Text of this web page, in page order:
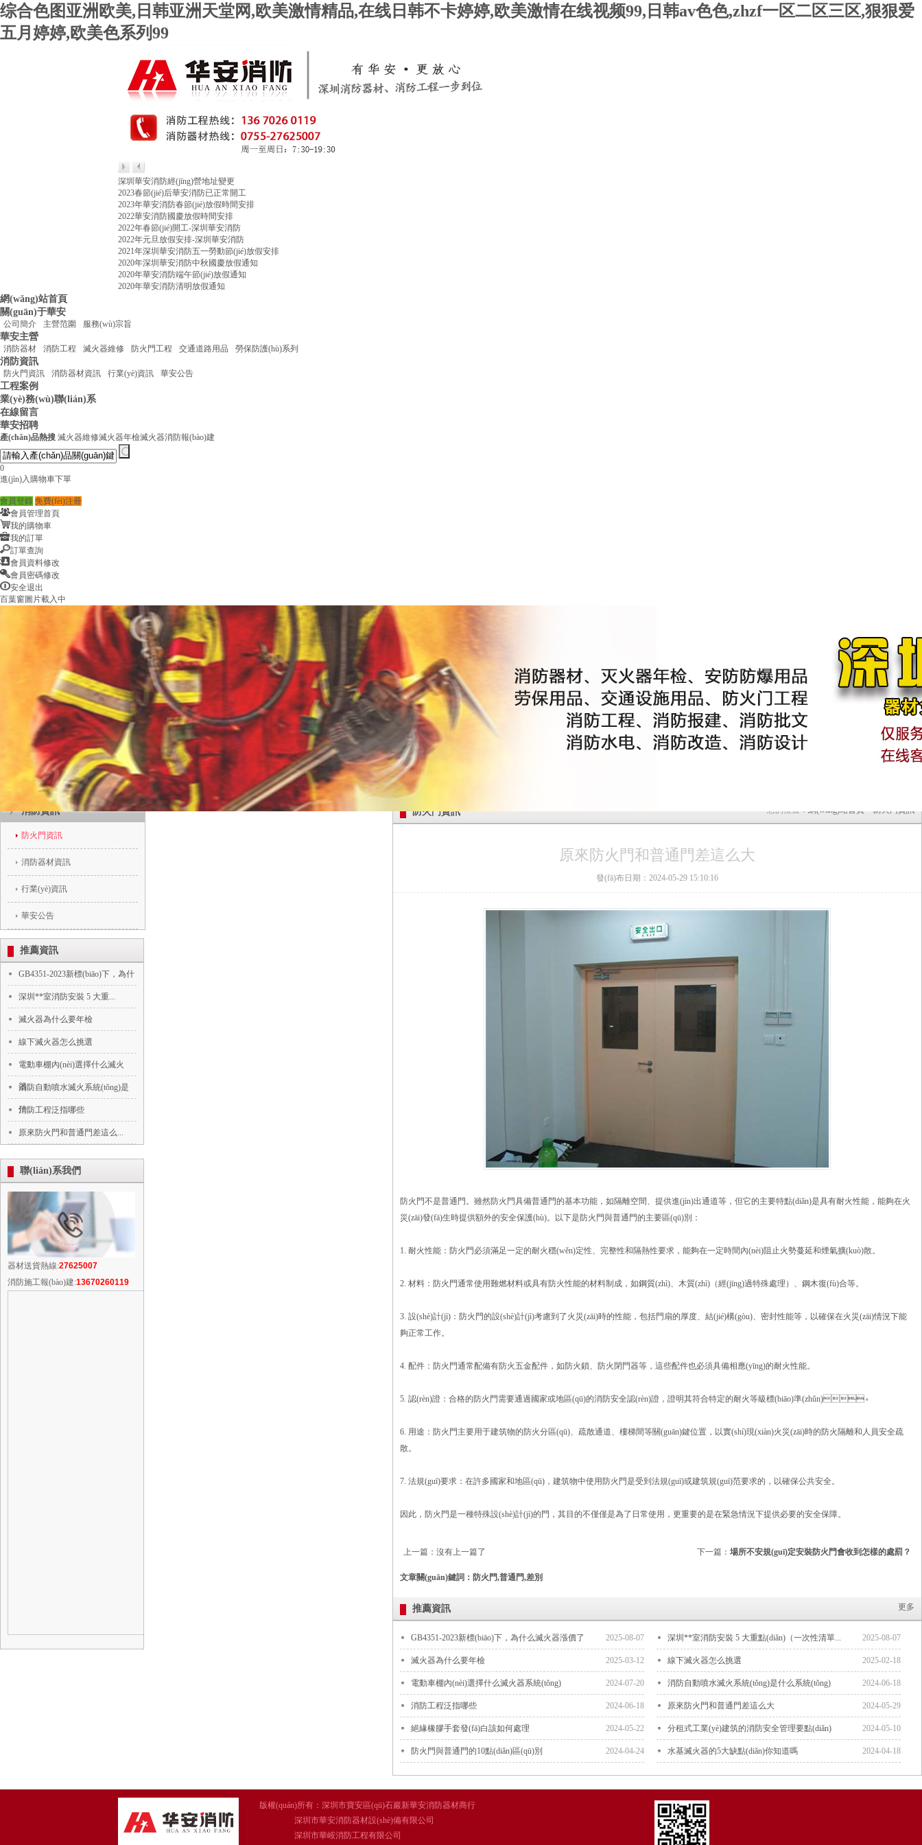
综合色图亚洲欧美,日韩亚洲天堂网,欧美激情精品,在线日韩不卡婷婷,欧美激情在线视频99,日韩av色色,zhzf一区二区三区,狠狠爱
五月婷婷,欧美色系列99
深圳華安消防經(jīng)營地址變更
2023春節(jié)后華安消防已正常開工
2023年華安消防春節(jié)放假時間安排
2022華安消防國慶放假時間安排
2022年春節(jié)開工-深圳華安消防
2022年元旦放假安排-深圳華安消防
2021年深圳華安消防五一勞動節(jié)放假安排
2020年深圳華安消防中秋國慶放假通知
2020年華安消防端午節(jié)放假通知
2020年華安消防清明放假通知
網(wǎng)站首頁
關(guān)于華安
公司簡介 主營范圍 服務(wù)宗旨
華安主營
消防器材 消防工程 滅火器維修 防火門工程 交通道路用品 勞保防護(hù)系列
消防資訊
防火門資訊 消防器材資訊 行業(yè)資訊 華安公告
工程案例
業(yè)務(wù)聯(lián)系
在線留言
華安招聘
產(chǎn)品熱搜 滅火器維修滅火器年檢滅火器消防報(bào)建
0
進(jìn)入購物車下單
會員登錄 免費(fèi)注冊
會員管理首頁
我的購物車
我的訂單
訂單查詢
會員資料修改
會員密碼修改
安全退出
百葉窗圖片載入中
消防資訊
防火門資訊
消防器材資訊
行業(yè)資訊
華安公告
推薦資訊
GB4351-2023新標(biāo)下，為什
深圳**室消防安裝 5 大重...
滅火器為什么要年檢
線下滅火器怎么挑選
電動車棚內(nèi)選擇什么滅火
器...
消防自動噴水滅火系統(tǒng)是
什...
消防工程泛指哪些
原來防火門和普通門差這么...
聯(lián)系我們
器材送貨熱線:27625007
消防施工報(bào)建:13670260119
您的位置： 網(wǎng)站首頁 防火門資訊
防火門資訊
原來防火門和普通門差這么大
發(fā)布日期：2024-05-29 15:10:16
防火門不是普通門。雖然防火門具備普通門的基本功能，如隔離空間、提供進(jìn)出通道等，但它的主要特點(diǎn)是具有耐火性能，能夠在火
災(zāi)發(fā)生時提供額外的安全保護(hù)。以下是防火門與普通門的主要區(qū)別：
1. 耐火性能：防火門必須滿足一定的耐火穩(wěn)定性、完整性和隔熱性要求，能夠在一定時間內(nèi)阻止火勢蔓延和煙氣擴(kuò)散。
2. 材料：防火門通常使用難燃材料或具有防火性能的材料制成，如鋼質(zhì)、木質(zhì)（經(jīng)過特殊處理）、鋼木復(fù)合等。
3. 設(shè)計(jì)：防火門的設(shè)計(jì)考慮到了火災(zāi)時的性能，包括門扇的厚度、結(jié)構(gòu)、密封性能等，以確保在火災(zāi)情況下能
夠正常工作。
4. 配件：防火門通常配備有防火五金配件，如防火鎖、防火閉門器等，這些配件也必須具備相應(yīng)的耐火性能。
5. 認(rèn)證：合格的防火門需要通過國家或地區(qū)的消防安全認(rèn)證，證明其符合特定的耐火等級標(biāo)準(zhǔn)。
6. 用途：防火門主要用于建筑物的防火分區(qū)、疏散通道、樓梯間等關(guān)鍵位置，以實(shí)現(xiàn)火災(zāi)時的防火隔離和人員安全疏
散。
7. 法規(guī)要求：在許多國家和地區(qū)，建筑物中使用防火門是受到法規(guī)或建筑規(guī)范要求的，以確保公共安全。
因此，防火門是一種特殊設(shè)計(jì)的門，其目的不僅僅是為了日常使用，更重要的是在緊急情況下提供必要的安全保障。
上一篇：沒有上一篇了 下一篇： 場所不安規(guī)定安裝防火門會收到怎樣的處罰？
文章關(guān)鍵詞：防火門,普通門,差別
更多
推薦資訊
2025-08-07
GB4351-2023新標(biāo)下，為什么滅火器漲價了 2025-08-07
深圳**室消防安裝 5 大重點(diǎn)（一次性清單...
2025-03-12
滅火器為什么要年檢 2025-02-18
線下滅火器怎么挑選
2024-07-20
電動車棚內(nèi)選擇什么滅火器系統(tǒng) 2024-06-18
消防自動噴水滅火系統(tǒng)是什么系統(tǒng)
2024-06-18
消防工程泛指哪些 2024-05-29
原來防火門和普通門差這么大
2024-05-22
絕緣橡膠手套發(fā)白該如何處理 2024-05-10
分租式工業(yè)建筑的消防安全管理要點(diǎn)
2024-04-24
防火門與普通門的10點(diǎn)區(qū)別 2024-04-18
水基滅火器的5大缺點(diǎn)你知道嗎
版權(quán)所有： 深圳市寶安區(qū)石巖新華安消防器材商行
深圳市華安消防器材設(shè)備有限公司
深圳市華峖消防工程有限公司